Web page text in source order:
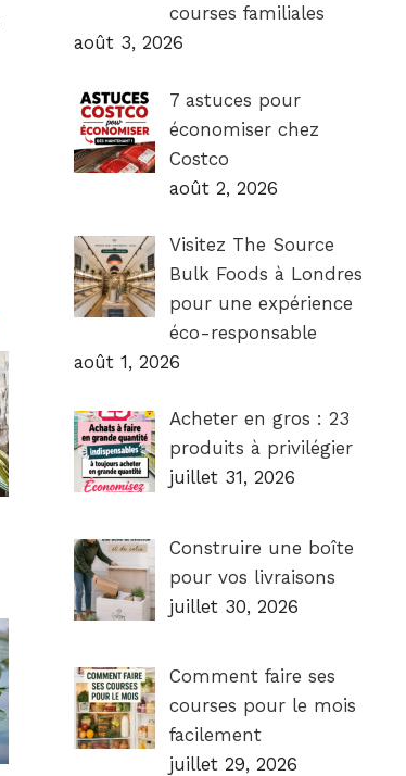
courses familiales
août 3, 2026
7 astuces pour
économiser chez
Costco
août 2, 2026
Visitez The Source
Bulk Foods à Londres
pour une expérience
éco-responsable
août 1, 2026
Acheter en gros : 23
produits à privilégier
juillet 31, 2026
Construire une boîte
pour vos livraisons
juillet 30, 2026
Comment faire ses
courses pour le mois
facilement
juillet 29, 2026